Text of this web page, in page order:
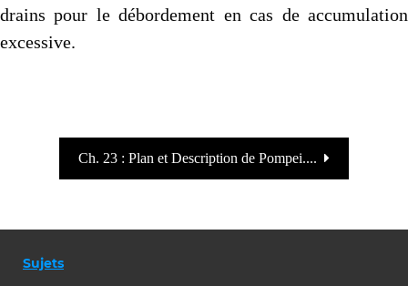
drains pour le débordement en cas de accumulation
excessive.
Ch. 23 : Plan et Description de Pompei....
Sujets